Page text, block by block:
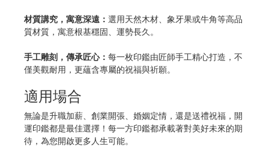
材質講究，寓意深遠： 選用天然木材、象牙果或牛角等高品
質材質，寓意根基穩固、運勢長久。
手工雕刻，傳承匠心： 每一枚印鑑由匠師手工精心打造，不
僅美觀耐用，更蘊含專屬的祝福與祈願。
適用場合
無論是升職加薪、創業開張、婚姻定情，還是送禮祝福，開
運印鑑都是最佳選擇！每一方印鑑都承載著對美好未來的期
待，為您開啟更多人生可能。